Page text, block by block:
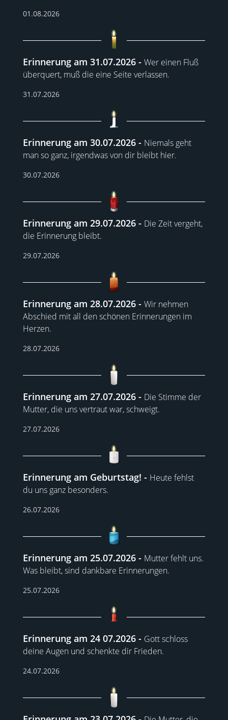
01.08.2026
Erinnerung am 31.07.2026
Wer einen Fluß
überquert, muß die eine Seite verlassen.
31.07.2026
Erinnerung am 30.07.2026
Niemals geht
man so ganz, irgendwas von dir bleibt hier.
30.07.2026
Erinnerung am 29.07.2026
Die Zeit vergeht,
die Erinnerung bleibt.
29.07.2026
Erinnerung am 28.07.2026
Wir nehmen
Abschied mit all den schönen Erinnerungen im
Herzen.
28.07.2026
Erinnerung am 27.07.2026
Die Stimme der
Mutter, die uns vertraut war, schweigt.
27.07.2026
Erinnerung am Geburtstag!
Heute fehlst
du uns ganz besonders.
26.07.2026
Erinnerung am 25.07.2026
Mutter fehlt uns.
Was bleibt, sind dankbare Erinnerungen.
25.07.2026
Erinnerung am 24 07.2026
Gott schloss
deine Augen und schenkte dir Frieden.
24.07.2026